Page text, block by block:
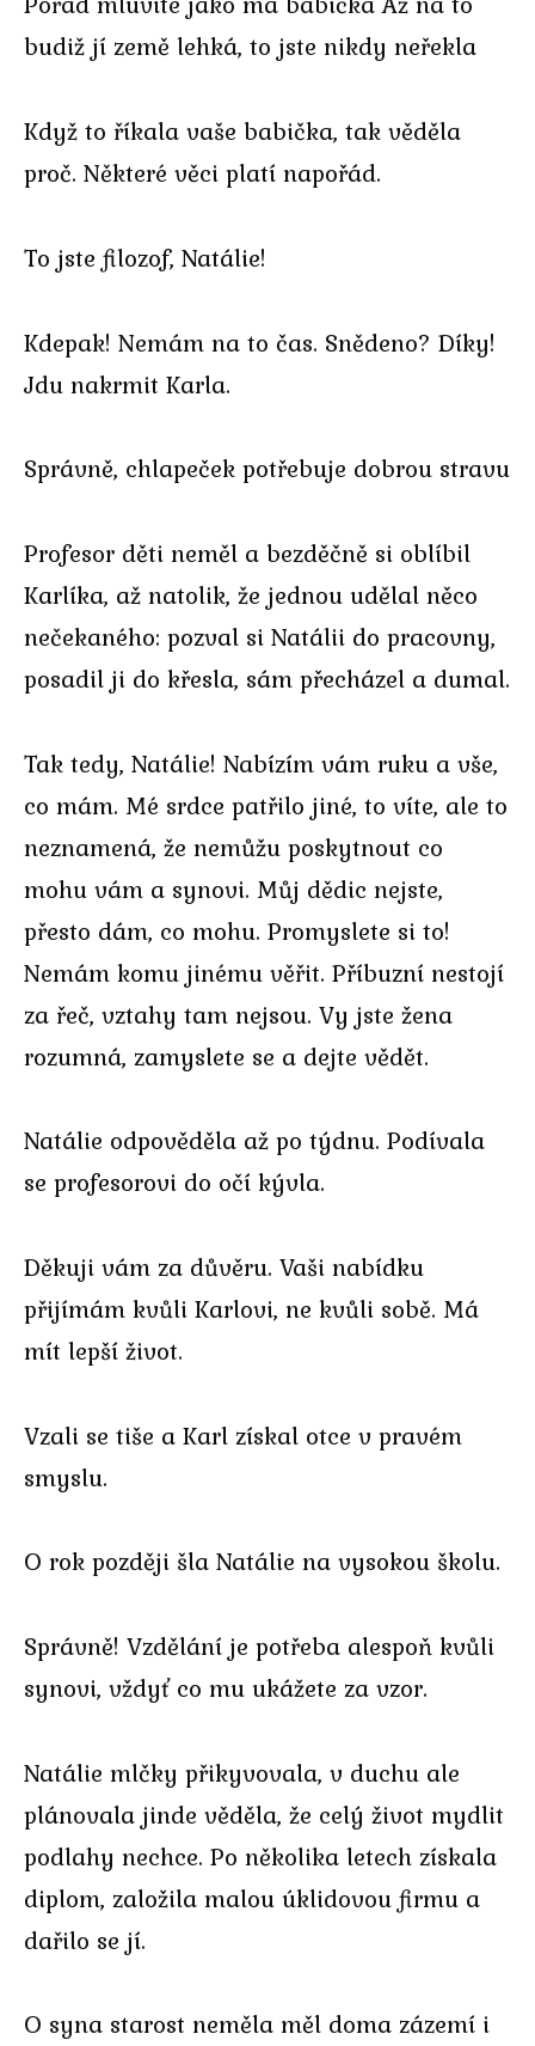
budiž jí země lehká, to jste nikdy neřekla
Když to říkala vaše babička, tak věděla
proč. Některé věci platí napořád.
To jste filozof, Natálie!
Kdepak! Nemám na to čas. Snědeno? Díky!
Jdu nakrmit Karla.
Správně, chlapeček potřebuje dobrou stravu
Profesor děti neměl a bezděčně si oblíbil
Karlíka, až natolik, že jednou udělal něco
nečekaného: pozval si Natálii do pracovny,
posadil ji do křesla, sám přecházel a dumal.
Tak tedy, Natálie! Nabízím vám ruku a vše,
co mám. Mé srdce patřilo jiné, to víte, ale to
neznamená, že nemůžu poskytnout co
mohu vám a synovi. Můj dědic nejste,
přesto dám, co mohu. Promyslete si to!
Nemám komu jinému věřit. Příbuzní nestojí
za řeč, vztahy tam nejsou. Vy jste žena
rozumná, zamyslete se a dejte vědět.
Natálie odpověděla až po týdnu. Podívala
se profesorovi do očí kývla.
Děkuji vám za důvěru. Vaši nabídku
přijímám kvůli Karlovi, ne kvůli sobě. Má
mít lepší život.
Vzali se tiše a Karl získal otce v pravém
smyslu.
O rok později šla Natálie na vysokou školu.
Správně! Vzdělání je potřeba alespoň kvůli
synovi, vždyť co mu ukážete za vzor.
Natálie mlčky přikyvovala, v duchu ale
plánovala jinde věděla, že celý život mydlit
podlahy nechce. Po několika letech získala
diplom, založila malou úklidovou firmu a
dařilo se jí.
O syna starost neměla měl doma zázemí i